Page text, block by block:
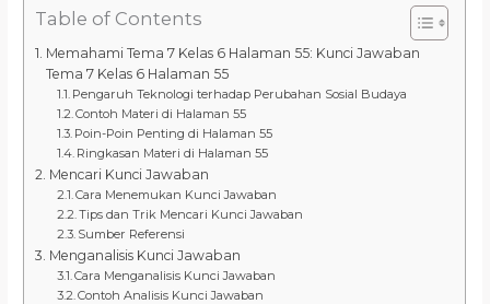
Table of Contents
Memahami Tema 7 Kelas 6 Halaman 55: Kunci Jawaban
Tema 7 Kelas 6 Halaman 55
Pengaruh Teknologi terhadap Perubahan Sosial Budaya
Contoh Materi di Halaman 55
Poin-Poin Penting di Halaman 55
Ringkasan Materi di Halaman 55
Mencari Kunci Jawaban
Cara Menemukan Kunci Jawaban
Tips dan Trik Mencari Kunci Jawaban
Sumber Referensi
Menganalisis Kunci Jawaban
Cara Menganalisis Kunci Jawaban
Contoh Analisis Kunci Jawaban